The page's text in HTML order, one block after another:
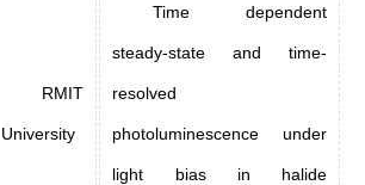
RMIT
University
Time dependent
steady-state and time-
resolved
photoluminescence under
light bias in halide